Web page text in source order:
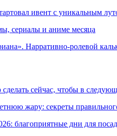
ивент с уникальным
сериалы и аниме месяца
Нарративно-ролевой
сейчас, чтобы в
жару: секреты
благоприятные дни для